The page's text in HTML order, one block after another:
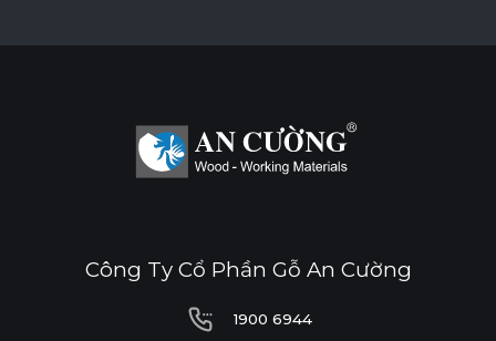
Công Ty Cổ Phần Gỗ An Cường
1900 6944